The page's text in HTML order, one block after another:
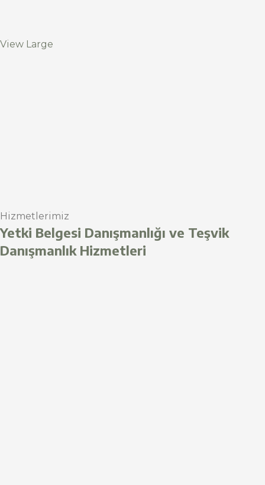
View Large
Hizmetlerimiz
Yetki Belgesi Danışmanlığı ve Teşvik
Danışmanlık Hizmetleri